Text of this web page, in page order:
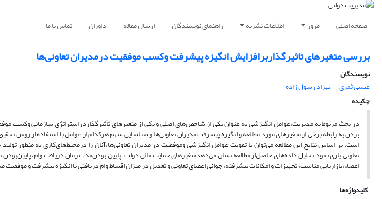
صفحه اصلی مرور اطلاعات نشریه راهنمای نویسندگان ارسال مقاله داوران تماس با ما
بررسی متغیرهای تاثیرگذاربرافزایش انگیزه‌ پیشرفت ‌وکسب موفقیت درمدیران تعاونی‌ها
نویسندگان
عیسی ثمری
بهزاد رسول زاده
چکیده
در بحث مربوط به مدیریت،عوامل انگیزشی به عنوان یکی از شاخص‌های اصلی و یکی از متغیرهای تأثیرگذاردراستراتژی سازمانی وکسب
بردن به رابطه برخی از متغیرهای مورد مطالعه و انگیزه پیشرفت مدیران تعاونی‌ها و شناسایی سهم هرکدام از عوامل با استفاده از روش
است. بر اساس نتایج این مطالعه می‌توان با تقویت عوامل انگیزشی وموفقیت در مدیران تعاونی‌ها‌،آنان را در‌محیط‌های‌کاری به منظور
تعاونی یاری نمود.تحلیل داده‌های حاصل‌از مطالعه ‌نشان می‌دهدمتغیرهای حمایت مالی دولت، پایین بودن‌‌مدت زمان دریافت وام، پایین‌بودن
اعضاء،بازاریابی مناسب، تجهیزات و امکانات پیشرفته، جوانی اعضای تعاونی و تعدیل در میزان اقساط وام دریافتی با انگیزه پیشرفت و موفقیت
کلیدواژه‌ها